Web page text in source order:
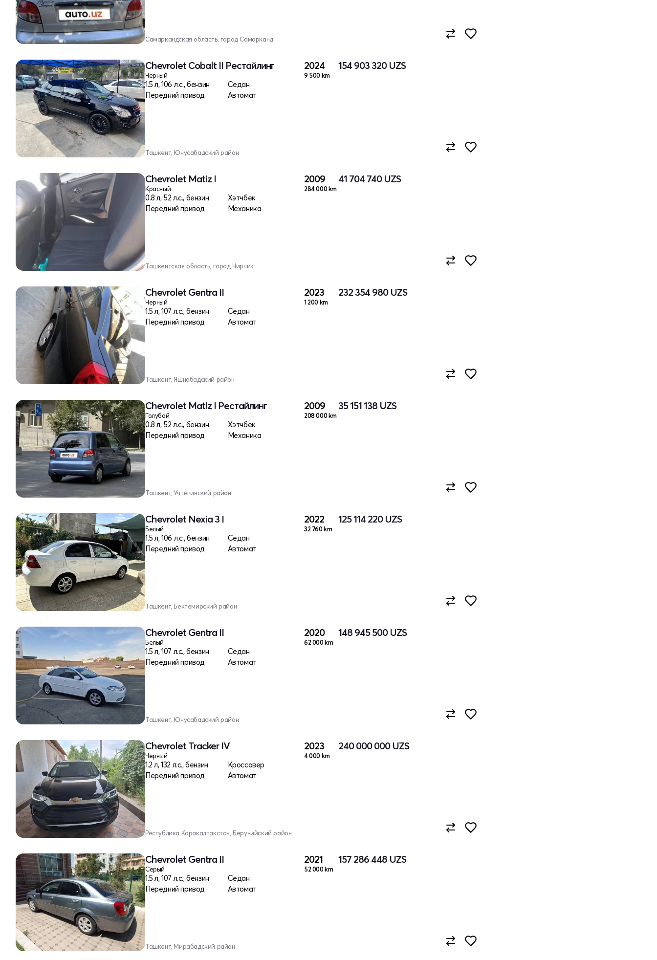
Самаркандская область, город Самарканд
Chevrolet Cobalt II Рестайлинг
Черный
1.5 л, 106 л.с., бензин
Седан
Передний привод
Автомат
2024
9 500 km
154 903 320 UZS
Ташкент, Юнусабадский район
Chevrolet Matiz I
Красный
0.8 л, 52 л.с., бензин
Хэтчбек
Передний привод
Механика
2009
284 000 km
41 704 740 UZS
Ташкентская область, город Чирчик
Chevrolet Gentra II
Черный
1.5 л, 107 л.с., бензин
Седан
Передний привод
Автомат
2023
1 200 km
232 354 980 UZS
Ташкент, Яшнабадский район
Chevrolet Matiz I Рестайлинг
Голубой
0.8 л, 52 л.с., бензин
Хэтчбек
Передний привод
Механика
2009
208 000 km
35 151 138 UZS
Ташкент, Учтепинский район
Chevrolet Nexia 3 I
Белый
1.5 л, 106 л.с., бензин
Седан
Передний привод
Автомат
2022
32 760 km
125 114 220 UZS
Ташкент, Бектемирский район
Chevrolet Gentra II
Белый
1.5 л, 107 л.с., бензин
Седан
Передний привод
Автомат
2020
62 000 km
148 945 500 UZS
Ташкент, Юнусабадский район
Chevrolet Tracker IV
Черный
1.2 л, 132 л.с., бензин
Кроссовер
Передний привод
Автомат
2023
4 000 km
240 000 000 UZS
Республика Каракалпакстан, Берунийский район
Chevrolet Gentra II
Серый
1.5 л, 107 л.с., бензин
Седан
Передний привод
Автомат
2021
52 000 km
157 286 448 UZS
Ташкент, Мирабадский район